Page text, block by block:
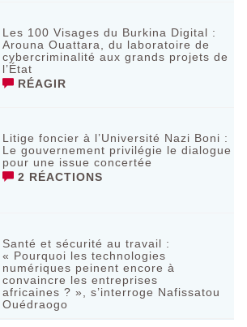
Les 100 Visages du Burkina Digital :
Arouna Ouattara, du laboratoire de
cybercriminalité aux grands projets de
l’État
RÉAGIR
Litige foncier à l’Université Nazi Boni :
Le gouvernement privilégie le dialogue
pour une issue concertée
2 RÉACTIONS
Santé et sécurité au travail :
« Pourquoi les technologies
numériques peinent encore à
convaincre les entreprises
africaines ? », s’interroge Nafissatou
Ouédraogo